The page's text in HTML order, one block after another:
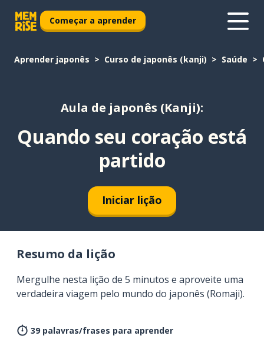
Começar a aprender
Aprender japonês Curso de japonês (kanji) Saúde
Aula de japonês (Kanji):
Quando seu coração está
partido
Iniciar lição
Resumo da lição
Mergulhe nesta lição de 5 minutos e aproveite uma
verdadeira viagem pelo mundo do japonês (Romaji).
39 palavras/frases para aprender